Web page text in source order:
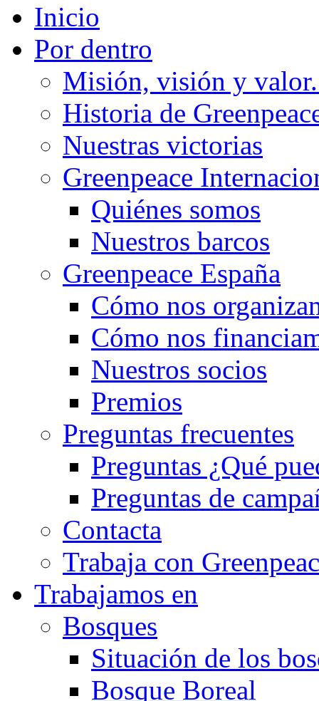
Inicio
Por dentro
Misión, visión y
Historia de
Nuestras victorias
Greenpeace
Quiénes somos
Nuestros barcos
Greenpeace España
Cómo nos
Cómo nos
Nuestros socios
Premios
Preguntas frecuentes
Preguntas ¿Qué
Preguntas de
Contacta
Trabaja con
Trabajamos en
Bosques
Situación de los
Bosque Boreal